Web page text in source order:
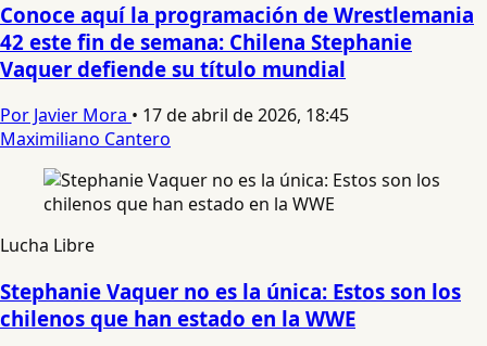
Conoce aquí la programación de Wrestlemania
42 este fin de semana: Chilena Stephanie
Vaquer defiende su título mundial
Por Javier Mora • 17 de abril de 2026, 18:45
Maximiliano Cantero
Lucha Libre
Stephanie Vaquer no es la única: Estos son los
chilenos que han estado en la WWE